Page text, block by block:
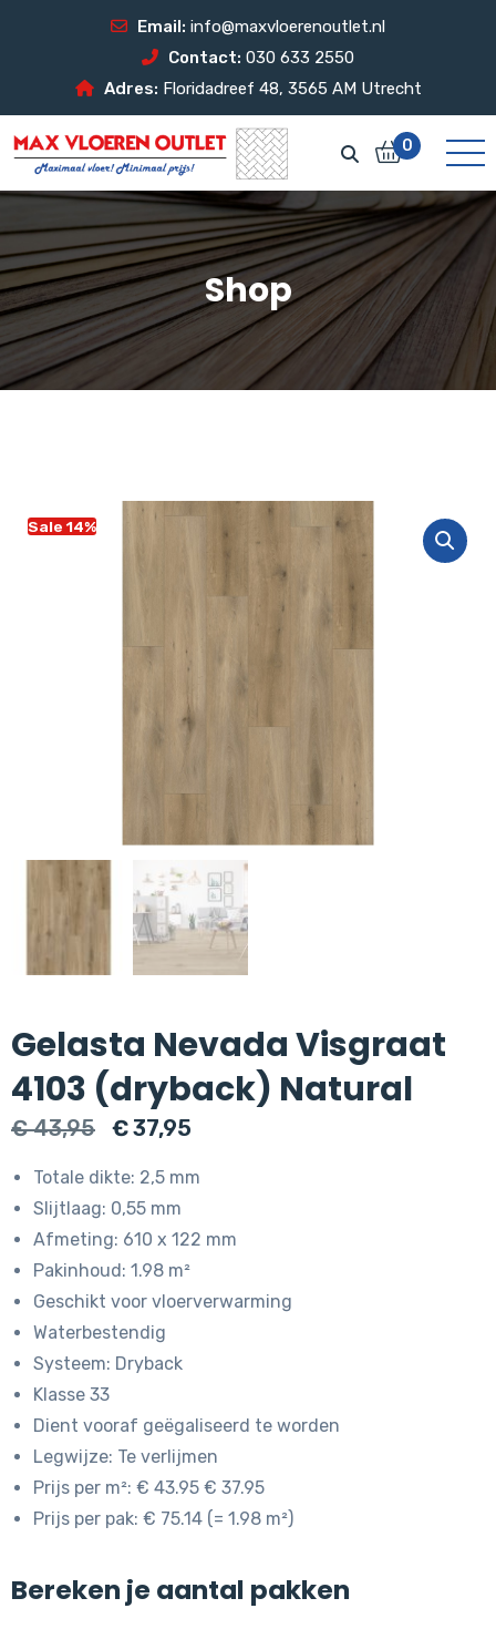
Email: info@maxvloerenoutlet.nl
Contact: 030 633 2550
Adres: Floridadreef 48, 3565 AM Utrecht
0
Shop
Sale 14%
Gelasta Nevada Visgraat
4103 (dryback) Natural
€43,95
Oorspronkelijke
€ 43,95.
€37,95
€ 37,95.
Totale dikte: 2,5 mm
Slijtlaag: 0,55 mm
Afmeting: 610 x 122 mm
Pakinhoud: 1.98 m²
Geschikt voor vloerverwarming
Waterbestendig
Systeem: Dryback
Klasse 33
Dient vooraf geëgaliseerd te worden
Legwijze: Te verlijmen
Prijs per m²: € 43.95 € 37.95
Prijs per pak: € 75.14 (= 1.98 m²)
Bereken je aantal pakken